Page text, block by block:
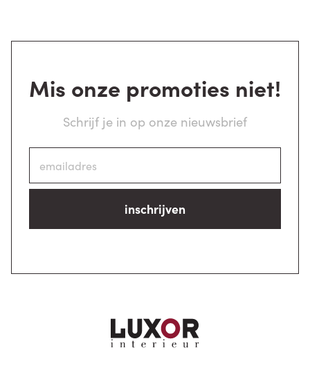
Mis onze promoties niet!
Schrijf je in op onze nieuwsbrief
inschrijven